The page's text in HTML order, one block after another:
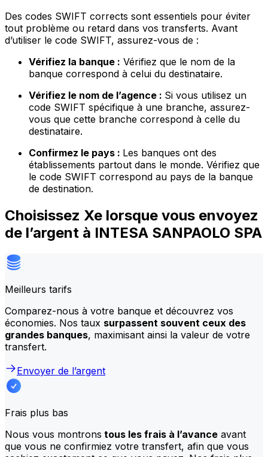
Des codes SWIFT corrects sont essentiels pour éviter
tout problème ou retard dans vos transferts. Avant
d’utiliser le code SWIFT, assurez-vous de :
Vérifiez la banque : Vérifiez que le nom de la
banque correspond à celui du destinataire.
Vérifiez le nom de l’agence : Si vous utilisez un
code SWIFT spécifique à une branche, assurez-
vous que cette branche correspond à celle du
destinataire.
Confirmez le pays : Les banques ont des
établissements partout dans le monde. Vérifiez que
le code SWIFT correspond au pays de la banque
de destination.
Choisissez Xe lorsque vous envoyez
de l’argent à INTESA SANPAOLO SPA
Meilleurs tarifs
Comparez-nous à votre banque et découvrez vos
économies. Nos taux surpassent souvent ceux des
grandes banques, maximisant ainsi la valeur de votre
transfert.
Envoyer de l’argent
Frais plus bas
Nous vous montrons tous les frais à l’avance avant
que vous ne confirmiez votre transfert, afin que vous